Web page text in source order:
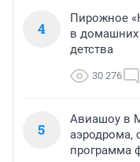
4
Пирожное
в домашних
детства
30 276
5
Авиашоу в
аэродрома,
программа